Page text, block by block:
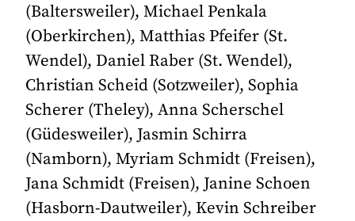
(Baltersweiler), Michael Penkala
(Oberkirchen), Matthias Pfeifer (St.
Wendel), Daniel Raber (St. Wendel),
Christian Scheid (Sotzweiler), Sophia
Scherer (Theley), Anna Scherschel
(Güdesweiler), Jasmin Schirra
(Namborn), Myriam Schmidt (Freisen),
Jana Schmidt (Freisen), Janine Schoen
(Hasborn-Dautweiler), Kevin Schreiber